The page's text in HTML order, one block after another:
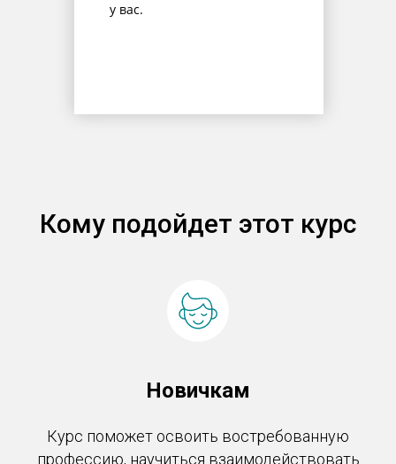
у вас.
Кому подойдет этот курс
Новичкам
Курс поможет освоить востребованную
профессию, научиться взаимодействовать